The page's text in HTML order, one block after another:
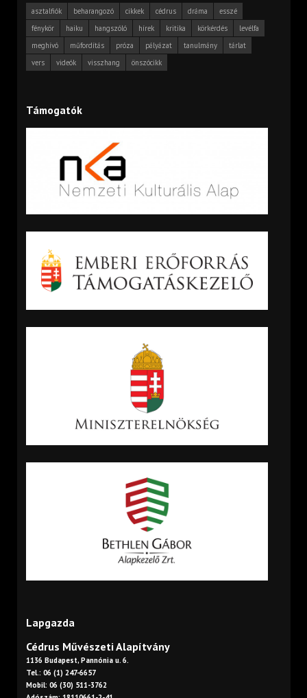
asztalfiók beharangozó cikkek cédrus dráma
esszé
fénykör
haiku hangszóló hírek kritika körkérdés
levélfa
meghívó
műfordítás próza pályázat tanulmány
tárlat
vers
videók visszhang önszócikk
Támogatók
Lapgazda
Cédrus Művészeti Alapítvány
1136 Budapest, Pannónia u. 6.
Tel.: 06 (1) 247-6657
Mobil: 06 (30) 511-3762